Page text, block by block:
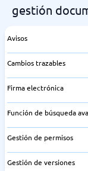
gestión
Avisos
Cambios trazables
Firma electrónica
Función de búsqueda
Gestión de permisos
Gestión de versiones